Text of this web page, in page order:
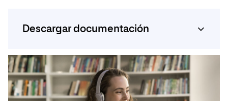
Descargar documentación
Calidad en la titulación
Calendario
académico